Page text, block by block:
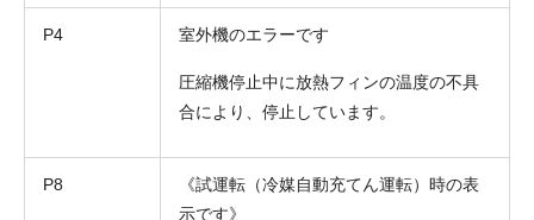
P4 室外機のエラーです
圧縮機停止中に放熱フィンの温度の不具
合により、停止しています。
P8
《試運転（冷媒自動充てん運転）時の表
示です》